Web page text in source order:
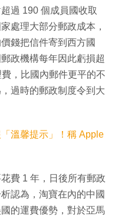
過 190 個成員國收取
處理大部分郵政成本，
錢把信件寄到西方國
政機構每年因此虧損超
，比國內郵件更平的不
過時的郵政制度令到大
溫馨提示」！稱 Apple
費 1 年，日後所有郵政
認為，淘寶在內的中國
的運費優勢，對於亞馬